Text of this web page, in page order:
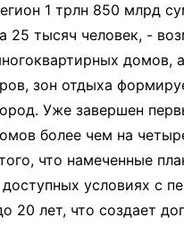
1 трлн 850 млрд
25 тысяч человек, -
домов,
зон отдыха
Уже завершен
более чем на
что намеченные
доступных условиях с
20 лет, что создает